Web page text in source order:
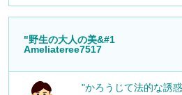
"野生の大人の美&#1
Ameliateree7517
"かろうじて法的な誘